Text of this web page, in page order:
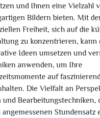
und Ihnen eine Vielzahl
Bildern bieten. Mit
Freiheit, sich auf die
zu konzentrieren, kann
Ideen umsetzen und
anwenden, um Ihre
auf
Die Vielfalt an
und Bearbeitungstechniken,
angemessenen Stundensatz